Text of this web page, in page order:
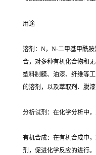
用途
溶剂：N，N-二甲基甲酰
合，对多种有机化合物和
塑料制膜、油漆、纤维等
的溶剂，以及萃取剂、脱漆
分析试剂：在化学分析中
有机合成：在有机合成中
剂，促进化学反应的进行。